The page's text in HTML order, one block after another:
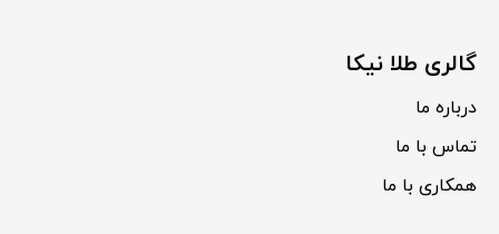
گالری طلا نیکا
درباره ما
تماس با ما
همکاری با ما